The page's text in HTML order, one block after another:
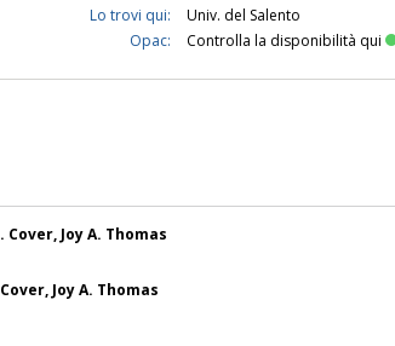
Lo trovi qui:
Univ. del Salento
Opac:
Controlla la disponibilità qui
Joy A. Thomas
Joy A. Thomas